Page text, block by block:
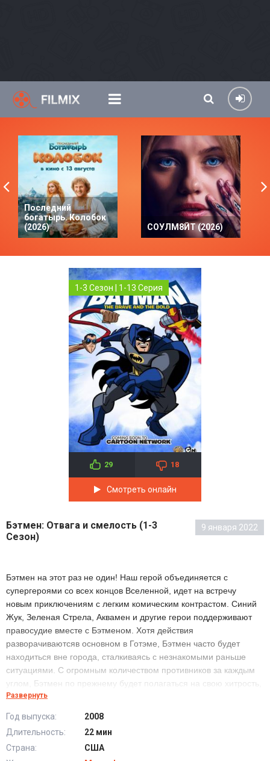
Последний
богатырь. Колобок
(2026)
СОУЛМ8ЙТ (2026)
1-3 Сезон | 1-13 Серия
29 18
Смотреть онлайн
Бэтмен: Отвага и смелость (1-3
Сезон)
9 января 2022
Бэтмен на этот раз не один! Наш герой объединяется с
супергероями со всех концов Вселенной, идет на встречу
новым приключениям с легким комическим контрастом. Синий
Жук, Зеленая Стрела, Аквамен и другие герои поддерживают
правосудие вместе с Бэтменом. Хотя действия
разворачиваютсяв основном в Готэме, Бэтмен часто будет
находиться вне города, сталкиваясь с незнакомыми раньше
ситуациями. С огромным количеством противников за каждым
углом, Бэтмен по прежнему будет полагаться на свою хитрость,
изобретательность и технологические устройства, чтобы нести
Мультфильм Бэтмен: Отвага и смелость (1-3
Развернуть
Год выпуска:
2008
Длительность:
22 мин
Страна:
США